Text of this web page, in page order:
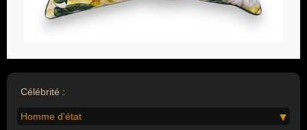
Célébrité :
Homme d'état